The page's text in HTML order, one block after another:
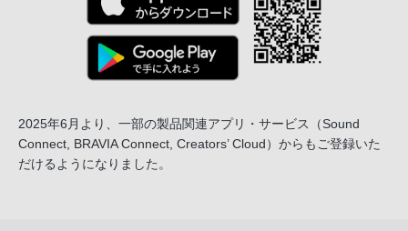
2025年6月より、一部の製品関連アプリ・サービス
（Sound
Connect, BRAVIA Connect, Creators’ Cloud）からもご登録いた
だけるようになりました。